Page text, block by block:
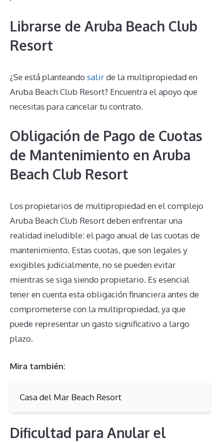
Librarse de Aruba Beach Club
Resort
¿Se está planteando salirde la multipropiedad en
Aruba Beach Club Resort? Encuentra el apoyo que
necesitas para cancelar tu contrato.
Obligación de Pago de Cuotas
de Mantenimiento en Aruba
Beach Club Resort
Los propietarios de multipropiedad en el complejo
Aruba Beach Club Resort deben enfrentar una
realidad ineludible: el pago anual de las cuotas de
mantenimiento. Estas cuotas, que son legales y
exigibles judicialmente, no se pueden evitar
mientras se siga siendo propietario. Es esencial
tener en cuenta esta obligación financiera antes de
comprometerse con la multipropiedad, ya que
puede representar un gasto significativo a largo
plazo.
Mira también:
Casa del Mar Beach Resort
Dificultad para Anular el